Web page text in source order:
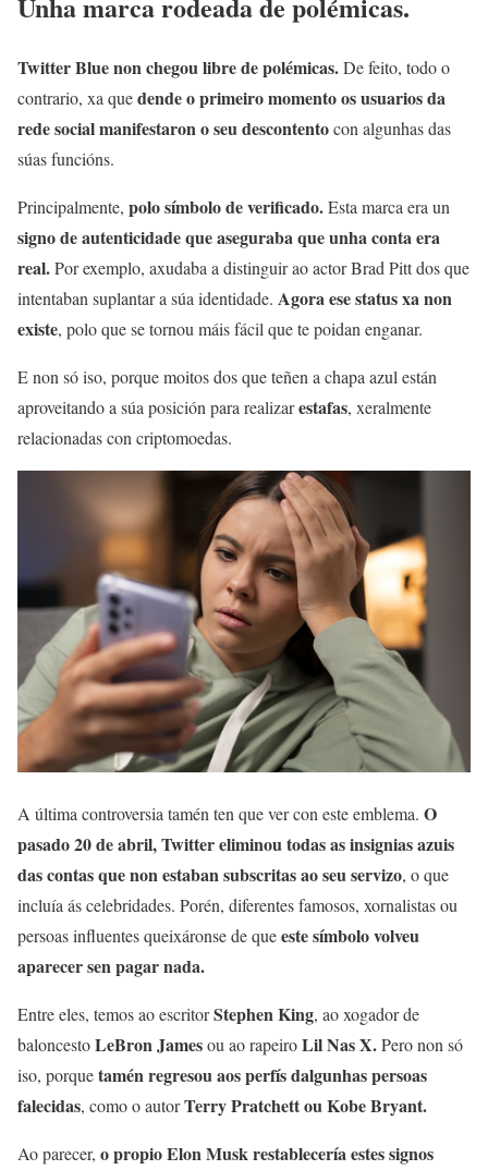
Twitter Blue non chegou libre de polémicas.De feito, todo o
contrario, xa quedende o primeiro momento os usuarios da
rede social manifestaron o seu descontentocon algunhas das
súas funcións.
Principalmente, polo símbolo de verificado.Esta marca era un
signo de autenticidade que aseguraba que unha conta era
real.Por exemplo, axudaba a distinguir ao actor Brad Pitt dos que
intentaban suplantar a súa identidade. Agora ese status xa non
existe, polo que se tornou máis fácil que te poidan enganar.
E non só iso, porque moitos dos que teñen a chapa azul están
aproveitando a súa posición para realizarestafas, xeralmente
relacionadas con criptomoedas.
A última controversia tamén ten que ver con este emblema. O
pasado 20 de abril, Twitter eliminou todas as insignias azuis
das contas que non estaban subscritas ao seu servizo, o que
incluía ás celebridades. Porén, diferentes famosos, xornalistas ou
persoas influentes queixáronse de queeste símbolo volveu
aparecer sen pagar nada.
Entre eles, temos ao escritorStephen King, ao xogador de
baloncestoLeBron Jamesou ao rapeiroLil Nas X.Pero non só
iso, porquetamén regresou aos perfís dalgunhas persoas
falecidas, como o autorTerry Pratchett ou Kobe Bryant.
Ao parecer, o propio Elon Musk restablecería estes signos